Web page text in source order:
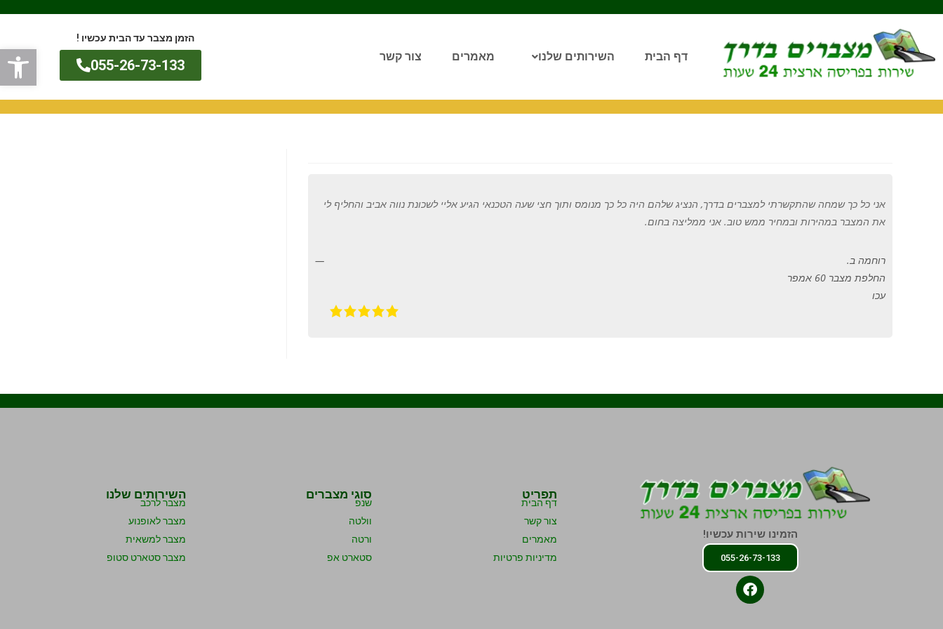
דף הבית השירותים שלנו מאמרים צור קשר
הזמן מצבר עד הבית עכשיו !
055-26-73-133
אני כל כך שמחה שהתקשרתי למצברים בדרך, הנציג שלהם היה כל כך מנומס ותוך חצי שעה הטכנאי הגיע אליי לשכונת נווה אביב והחליף לי
את המצבר במהירות ובמחיר ממש טוב. אני ממליצה בחום.
רוחמה ב.
החלפת מצבר 60 אמפר
עכו
הזמינו שירות עכשיו!
055-26-73-133
תפריט
דף הבית
צור קשר
מאמרים
מדיניות פרטיות
סוגי מצברים
שנפ
וולטה
ורטה
סטארט אפ
השירותים שלנו
מצבר לרכב
מצבר לאופנוע
מצבר למשאית
מצבר סטארט סטופ